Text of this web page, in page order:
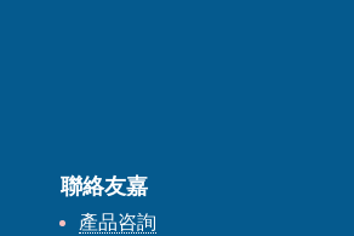
聯絡友嘉
產品咨詢